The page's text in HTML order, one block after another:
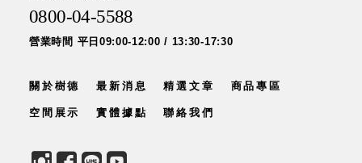
0800-04-5588
營業時間 平日09:00-12:00 / 13:30-17:30
關於樹德 最新消息 精選文章 商品專區
空間展示 實體據點 聯絡我們